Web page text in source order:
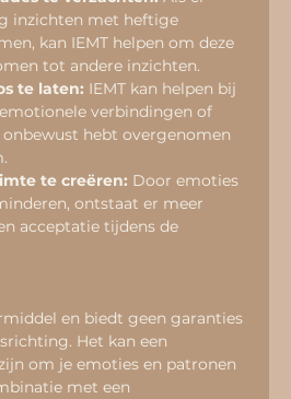
inzichten met heftige
kan IEMT helpen om deze
tot andere inzichten.
te laten: IEMT kan helpen bij
verbindingen of
hebt overgenomen
te creëren: Door emoties
ontstaat er meer
acceptatie tijdens de
en biedt geen garanties
Het kan een
om je emoties en patronen
met een